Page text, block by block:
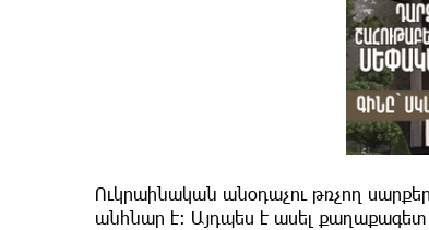
Ուկրաինական անօդաչու թռչող
անհնար է։ Այդպես է ասել